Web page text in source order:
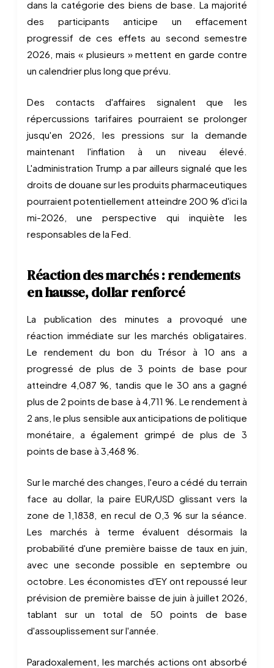
dans la catégorie des biens de base. La majorité
des participants anticipe un effacement
progressif de ces effets au second semestre
2026, mais « plusieurs » mettent en garde contre
un calendrier plus long que prévu.
Des contacts d'affaires signalent que les
répercussions tarifaires pourraient se prolonger
jusqu'en 2026, les pressions sur la demande
maintenant l'inflation à un niveau élevé.
L'administration Trump a par ailleurs signalé que les
droits de douane sur les produits pharmaceutiques
pourraient potentiellement atteindre 200 % d'ici la
mi-2026, une perspective qui inquiète les
responsables de la Fed.
Réaction des marchés : rendements
en hausse, dollar renforcé
La publication des minutes a provoqué une
réaction immédiate sur les marchés obligataires.
Le rendement du bon du Trésor à 10 ans a
progressé de plus de 3 points de base pour
atteindre 4,087 %, tandis que le 30 ans a gagné
plus de 2 points de base à 4,711 %. Le rendement à
2 ans, le plus sensible aux anticipations de politique
monétaire, a également grimpé de plus de 3
points de base à 3,468 %.
Sur le marché des changes, l'euro a cédé du terrain
face au dollar, la paire EUR/USD glissant vers la
zone de 1,1838, en recul de 0,3 % sur la séance.
Les marchés à terme évaluent désormais la
probabilité d'une première baisse de taux en juin,
avec une seconde possible en septembre ou
octobre. Les économistes d'EY ont repoussé leur
prévision de première baisse de juin à juillet 2026,
tablant sur un total de 50 points de base
d'assouplissement sur l'année.
Paradoxalement, les marchés actions ont absorbé